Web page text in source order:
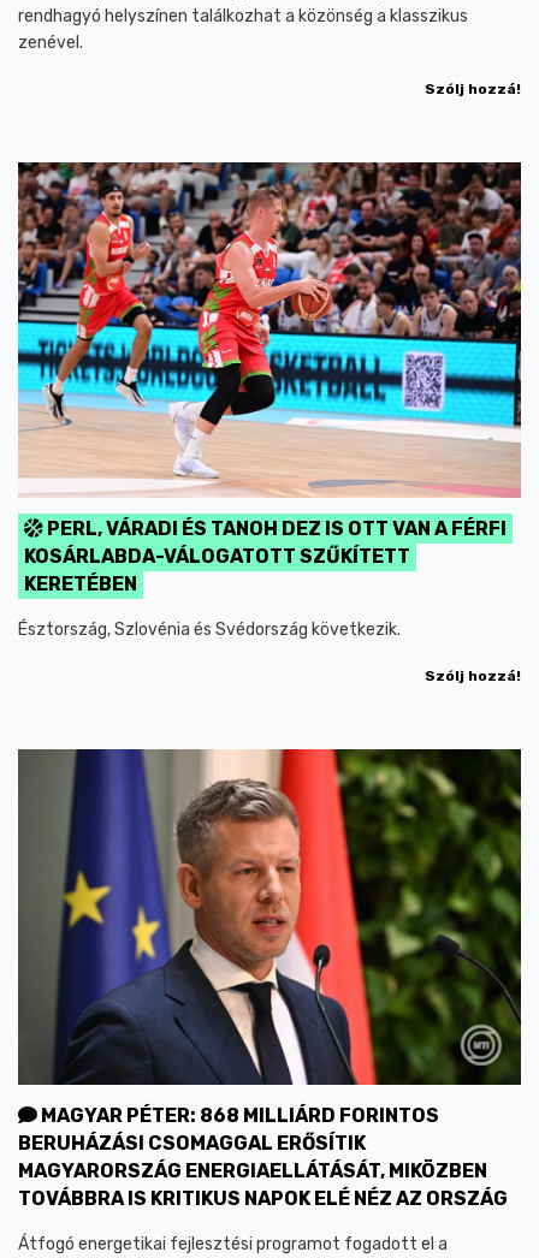
rendhagyó helyszínen találkozhat a közönség a klasszikus
zenével.
Szólj hozzá!
PERL, VÁRADI ÉS TANOH DEZ IS OTT VAN A FÉRFI
KOSÁRLABDA-VÁLOGATOTT SZŰKÍTETT
KERETÉBEN
Észtország, Szlovénia és Svédország következik.
Szólj hozzá!
MAGYAR PÉTER: 868 MILLIÁRD FORINTOS
BERUHÁZÁSI CSOMAGGAL ERŐSÍTIK
MAGYARORSZÁG ENERGIAELLÁTÁSÁT, MIKÖZBEN
TOVÁBBRA IS KRITIKUS NAPOK ELÉ NÉZ AZ ORSZÁG
Átfogó energetikai fejlesztési programot fogadott el a